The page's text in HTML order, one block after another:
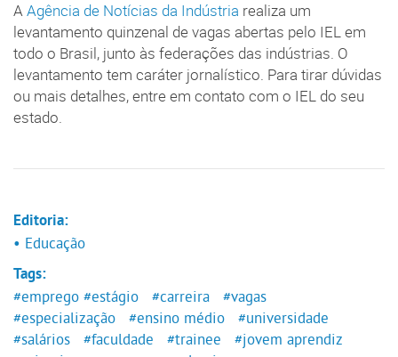
AAgência de Notícias da Indústria realiza um
levantamento quinzenal de vagas abertas pelo IEL em
todo o Brasil, junto às federações das indústrias. O
levantamento tem caráter jornalístico. Para tirar dúvidas
ou mais detalhes, entre em contato com o IEL do seu
estado.
Editoria:
• Educação
Tags:
#emprego #estágio #carreira
#vagas
#especialização
#ensino médio
#universidade
#salários
#faculdade #trainee
#jovem aprendiz